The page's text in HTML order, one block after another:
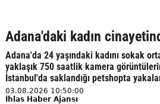
Adana'daki kadın
Adana'da 24 yaşındaki kadını sokak
yaklaşık 750 saatlik kamera
İstanbul'da saklandığı petshopta
03.08.2026 10:50:00
İhlas Haber Ajansı